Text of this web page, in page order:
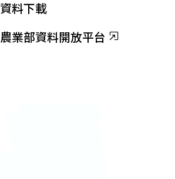
資料下載
農業部資料開放平台